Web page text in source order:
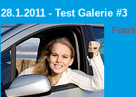
28.1.2011 - Test Galerie #3
Foto's